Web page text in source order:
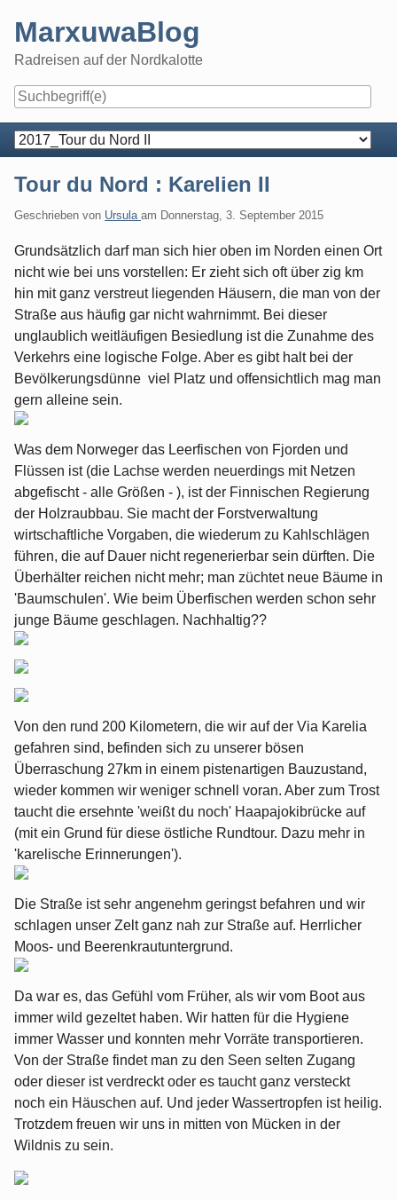
content
MarxuwaBlog
Radreisen auf der Nordkalotte
Navigation
Tour du Nord : Karelien II
Geschrieben von Ursula am Donnerstag, 3. September 2015
Grundsätzlich darf man sich hier oben im Norden einen Ort
nicht wie bei uns vorstellen: Er zieht sich oft über zig km
hin mit ganz verstreut liegenden Häusern, die man von der
Straße aus häufig gar nicht wahrnimmt. Bei dieser
unglaublich weitläufigen Besiedlung ist die Zunahme des
Verkehrs eine logische Folge. Aber es gibt halt bei der
Bevölkerungsdünne viel Platz und offensichtlich mag man
gern alleine sein.
Was dem Norweger das Leerfischen von Fjorden und
Flüssen ist (die Lachse werden neuerdings mit Netzen
abgefischt - alle Größen - ), ist der Finnischen Regierung
der Holzraubbau. Sie macht der Forstverwaltung
wirtschaftliche Vorgaben, die wiederum zu Kahlschlägen
führen, die auf Dauer nicht regenerierbar sein dürften. Die
Überhälter reichen nicht mehr; man züchtet neue Bäume in
'Baumschulen'. Wie beim Überfischen werden schon sehr
junge Bäume geschlagen. Nachhaltig??
Von den rund 200 Kilometern, die wir auf der Via Karelia
gefahren sind, befinden sich zu unserer bösen
Überraschung 27km in einem pistenartigen Bauzustand,
wieder kommen wir weniger schnell voran. Aber zum Trost
taucht die ersehnte 'weißt du noch' Haapajokibrücke auf
(mit ein Grund für diese östliche Rundtour. Dazu mehr in
'karelische Erinnerungen').
Die Straße ist sehr angenehm geringst befahren und wir
schlagen unser Zelt ganz nah zur Straße auf. Herrlicher
Moos- und Beerenkrautuntergrund.
Da war es, das Gefühl vom Früher, als wir vom Boot aus
immer wild gezeltet haben. Wir hatten für die Hygiene
immer Wasser und konnten mehr Vorräte transportieren.
Von der Straße findet man zu den Seen selten Zugang
oder dieser ist verdreckt oder es taucht ganz versteckt
noch ein Häuschen auf. Und jeder Wassertropfen ist heilig.
Trotzdem freuen wir uns in mitten von Mücken in der
Wildnis zu sein.